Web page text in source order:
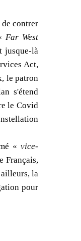
de contrer
Far West
jusque-là
Act,
le patron
s'étend
le Covid
« vice-
Français,
ailleurs, la
pour